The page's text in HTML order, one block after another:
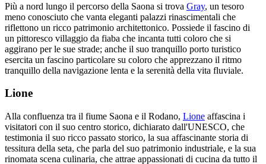
Più a nord lungo il percorso della Saona si trova Gray, un tesoro
meno conosciuto che vanta eleganti palazzi rinascimentali che
riflettono un ricco patrimonio architettonico. Possiede il fascino di
un pittoresco villaggio da fiaba che incanta tutti coloro che si
aggirano per le sue strade; anche il suo tranquillo porto turistico
esercita un fascino particolare su coloro che apprezzano il ritmo
tranquillo della navigazione lenta e la serenità della vita fluviale.
Lione
Alla confluenza tra il fiume Saona e il Rodano, Lione affascina i
visitatori con il suo centro storico, dichiarato dall'UNESCO, che
testimonia il suo ricco passato storico, la sua affascinante storia di
tessitura della seta, che parla del suo patrimonio industriale, e la sua
rinomata scena culinaria, che attrae appassionati di cucina da tutto il